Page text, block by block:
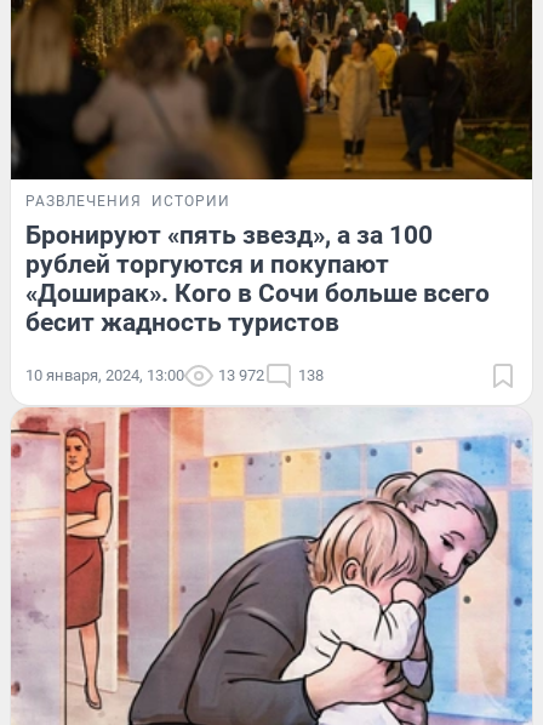
РАЗВЛЕЧЕНИЯ ИСТОРИИ
Бронируют «пять звезд», а за 100
рублей торгуются и покупают
«Доширак». Кого в Сочи больше всего
бесит жадность туристов
10 января, 2024, 13:00 13 972 138